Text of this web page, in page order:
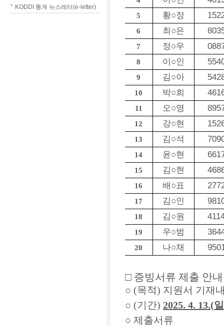
KODDI 통계 뉴스레터(e-letter)
5 황○정
6 최 ○은
7 정○우
8 이 ○인
9 김○아
10 박○희
11 오○영
12 강○현
13 김○석
14 윤○현
15 김○현
16 배 ○표
17 김○인
18 김○원
19 우○범
20 나○채
□ 증빙서류 제출 안내
○ (목적) 지원서 기재
○ (기간) 2025. 4. 13.(일
○ 제출서류